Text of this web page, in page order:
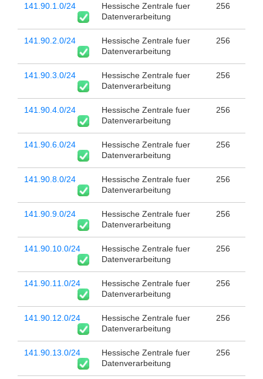
141.90.1.0/24
Hessische Zentrale fuer
Datenverarbeitung
256
141.90.2.0/24
Hessische Zentrale fuer
Datenverarbeitung
256
141.90.3.0/24
Hessische Zentrale fuer
Datenverarbeitung
256
141.90.4.0/24
Hessische Zentrale fuer
Datenverarbeitung
256
141.90.6.0/24
Hessische Zentrale fuer
Datenverarbeitung
256
141.90.8.0/24
Hessische Zentrale fuer
Datenverarbeitung
256
141.90.9.0/24
Hessische Zentrale fuer
Datenverarbeitung
256
141.90.10.0/24
Hessische Zentrale fuer
Datenverarbeitung
256
141.90.11.0/24
Hessische Zentrale fuer
Datenverarbeitung
256
141.90.12.0/24
Hessische Zentrale fuer
Datenverarbeitung
256
141.90.13.0/24
Hessische Zentrale fuer
Datenverarbeitung
256